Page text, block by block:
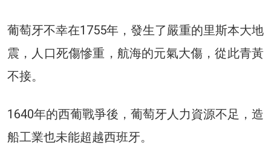
葡萄牙不幸在1755年，發生了嚴重的里斯本大地
震，人口死傷慘重，航海的元氣大傷，從此青黃
不接。
1640年的西葡戰爭後，葡萄牙人力資源不足，造
船工業也未能超越西班牙。